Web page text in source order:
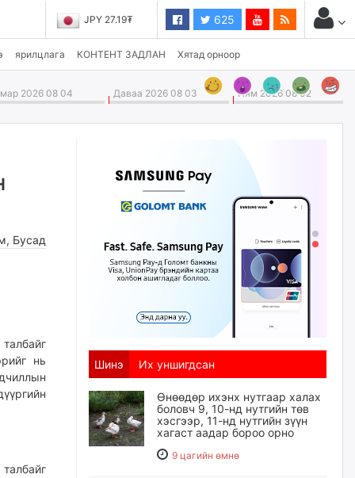
JPY 27.19₮ 625
ярилцлага КОНТЕНТ ЗАДЛАН Хятад орноор
2026 08 04 Даваа 2026 08 03 Ням 2026 08 02
, Бусад
нь
Шинэ Их уншигдсан
Өнөөдөр ихэнх нутгаар халах
боловч 9, 10-нд нутгийн төв
хэсгээр, 11-нд нутгийн зүүн
хагаст аадар бороо орно
9 цагийн өмнө